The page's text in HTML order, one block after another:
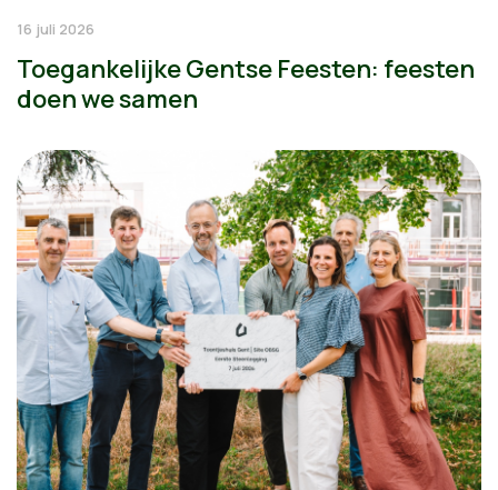
16 juli 2026
Toegankelijke Gentse Feesten: feesten
doen we samen